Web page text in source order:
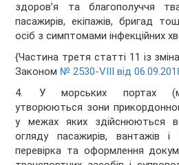
здоров’я та благополуччя
пасажирів, екіпажів, бригад
осіб з симптомами інфекційних
{Частина третя статті 11 із
Законом № 2530-VIII від
4. У морських портах
утворюються зони
у межах яких здійснюються
огляду пасажирів, вантажів і
перевірка та оформлення